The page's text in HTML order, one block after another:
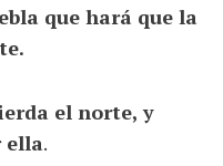
que hará que la
el norte, y
ella.